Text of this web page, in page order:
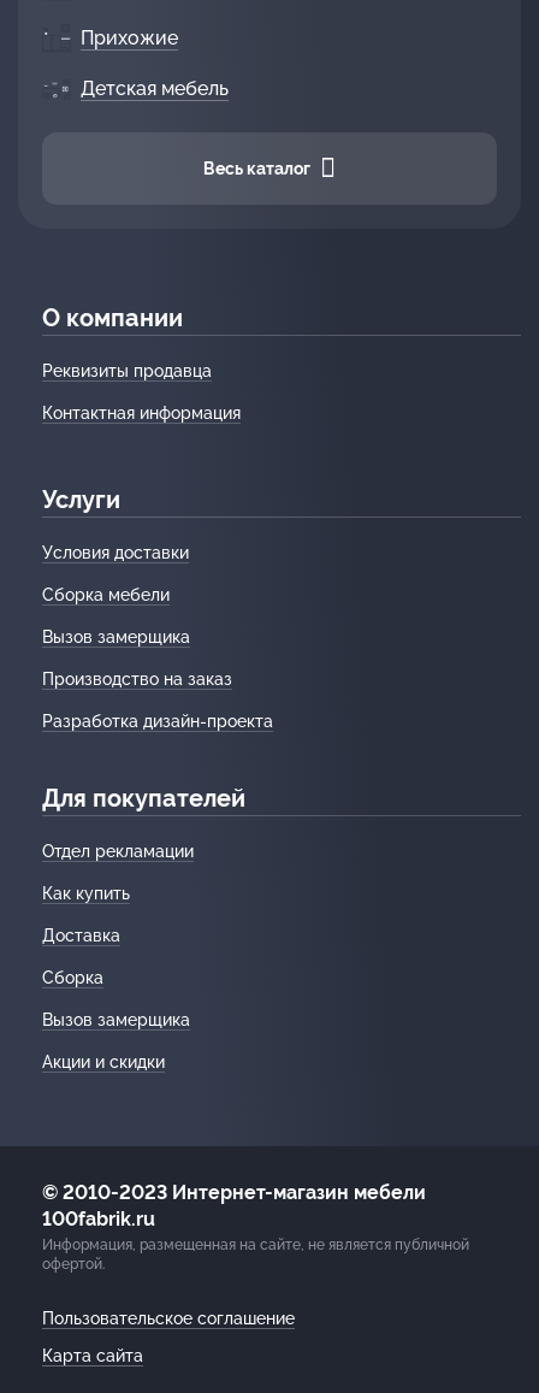
Прихожие
Детская мебель
Весь каталог
О компании
Реквизиты продавца
Контактная информация
Услуги
Условия доставки
Сборка мебели
Вызов замерщика
Производство на заказ
Разработка дизайн-проекта
Для покупателей
Отдел рекламации
Как купить
Доставка
Сборка
Вызов замерщика
Акции и скидки
© 2010-2023 Интернет-магазин мебели
100fabrik.ru
Информация, размещенная на сайте, не является публичной
офертой.
Пользовательское соглашение
Карта сайта